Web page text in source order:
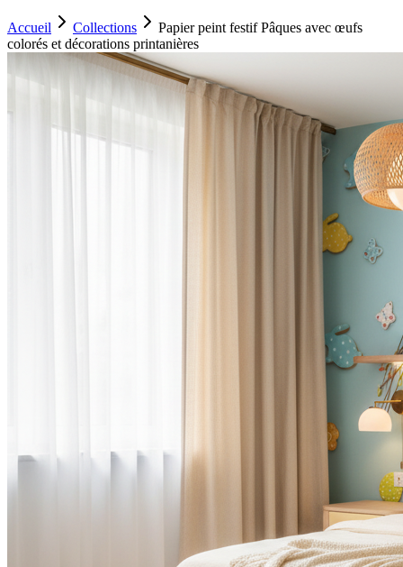
Accueil Collections
Papier peint festif Pâques avec œufs
colorés et décorations printanières